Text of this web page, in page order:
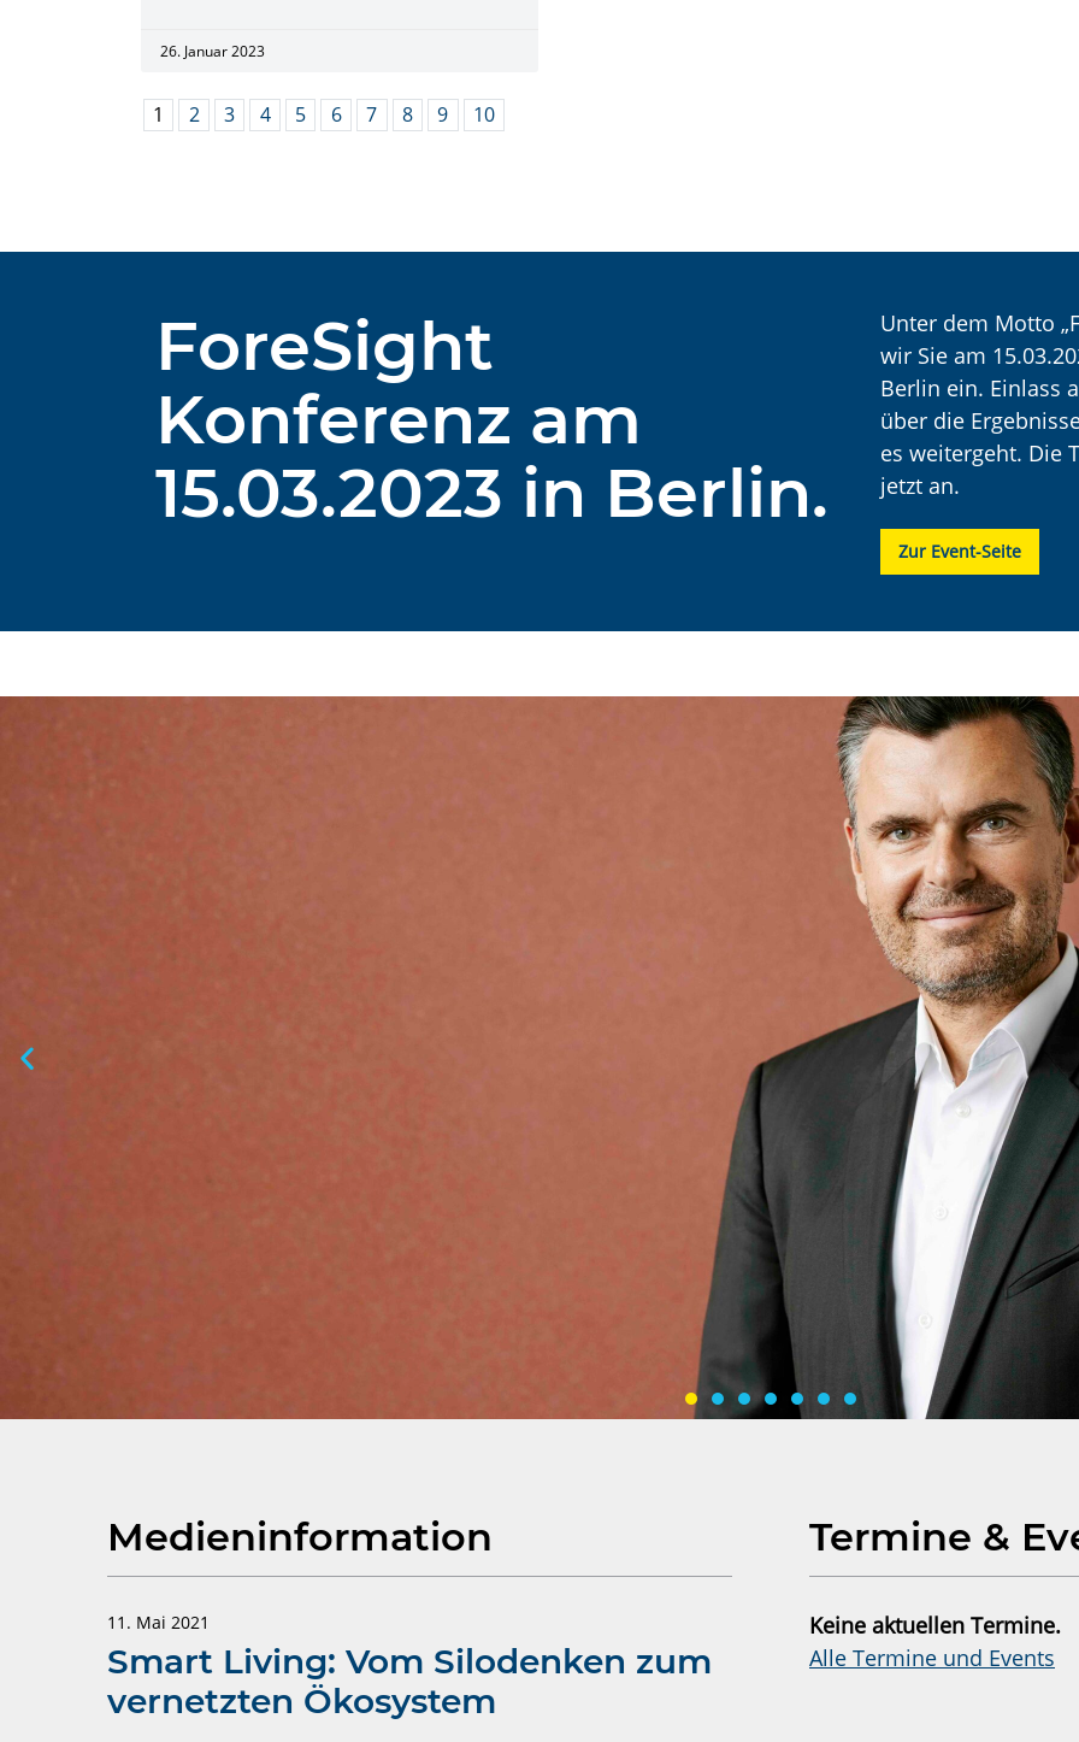
26. Januar 2023
1 2 3 4 5 6 7 8 9 10
ForeSight
Konferenz am
15.03.2023 in Berlin.
Unter dem Motto
wir Sie am
Berlin ein. Einlass
über die
es weitergeht. Die
jetzt an.
Zur Event-Seite
steht an einem
Prof. Dr. Oliver Thomas, ForeSight-Teilprojektleiter für Smart
Service Engineering und Geschäftsmodelle.
Medieninformation
11. Mai 2021
Smart Living: Vom Silodenken zum
vernetzten Ökosystem
Termine &
Keine aktuellen Termine.
Alle Termine und Events